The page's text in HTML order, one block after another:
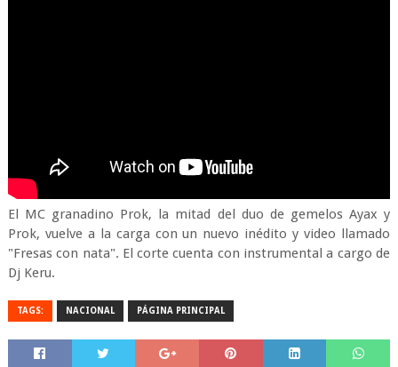
El MC granadino Prok, la mitad del duo de gemelos Ayax y
Prok, vuelve a la carga con un nuevo inédito y video llamado
"Fresas con nata". El corte cuenta con instrumental a cargo de
Dj Keru.
TAGS: NACIONAL PÁGINA PRINCIPAL